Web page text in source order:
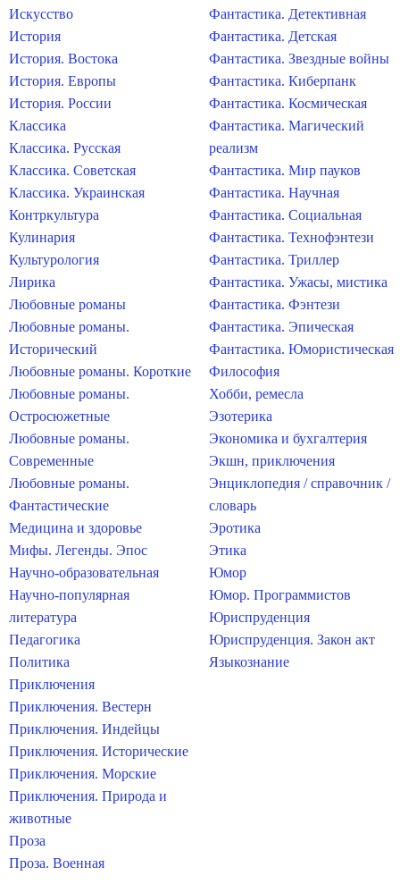
Искусство
История
История. Востока
История. Европы
История. России
Классика
Классика. Русская
Классика. Советская
Классика. Украинская
Контркультура
Кулинария
Культурология
Лирика
Любовные романы
Любовные романы.
Исторический
Любовные романы. Короткие
Любовные романы.
Остросюжетные
Любовные романы.
Современные
Любовные романы.
Фантастические
Медицина и здоровье
Мифы. Легенды. Эпос
Научно-образовательная
Научно-популярная
литература
Педагогика
Политика
Приключения
Приключения. Вестерн
Приключения. Индейцы
Приключения. Исторические
Приключения. Морские
Приключения. Природа и
животные
Проза
Проза. Военная
Фантастика. Детективная
Фантастика. Детская
Фантастика. Звездные войны
Фантастика. Киберпанк
Фантастика. Космическая
Фантастика. Магический
реализм
Фантастика. Мир пауков
Фантастика. Научная
Фантастика. Социальная
Фантастика. Технофэнтези
Фантастика. Триллер
Фантастика. Ужасы, мистика
Фантастика. Фэнтези
Фантастика. Эпическая
Фантастика. Юмористическая
Философия
Хобби, ремесла
Эзотерика
Экономика и бухгалтерия
Экшн, приключения
Энциклопедия / справочник /
словарь
Эротика
Этика
Юмор
Юмор. Программистов
Юриспруденция
Юриспруденция. Закон акт
Языкознание